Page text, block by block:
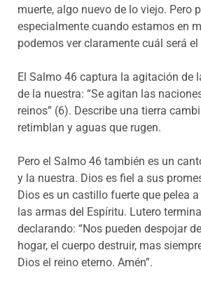
muerte, algo nuevo de lo viejo. Pero
especialmente cuando estamos en
podemos ver claramente cuál será
El Salmo 46 captura la agitación de
de la nuestra: “Se agitan las
reinos” (6). Describe una tierra
retimblan y aguas que rugen.
Pero el Salmo 46 también es un
y la nuestra. Dios es fiel a sus
Dios es un castillo fuerte que pelea
las armas del Espíritu. Lutero
declarando: “Nos pueden despojar
hogar, el cuerpo destruir, mas
Dios el reino eterno. Amén”.